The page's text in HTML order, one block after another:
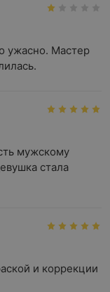
ужасно. Мастер
мужскому
стала
и коррекции